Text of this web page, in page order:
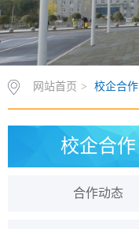
网站首页 > 校企合作
校企合作
合作动态